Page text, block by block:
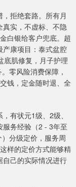
拒绝套路。所有月
实，不虚标、不隐
白银给客户兜底。超
康项目：泰式盆腔
底肌修复，月子护理
零风险消费保障，
钱，定金随时退、全
有状元1级、2级、
务经验（2 - 3年至
分级定价，服务周
样的定价方式能够精
己的实际情况进行